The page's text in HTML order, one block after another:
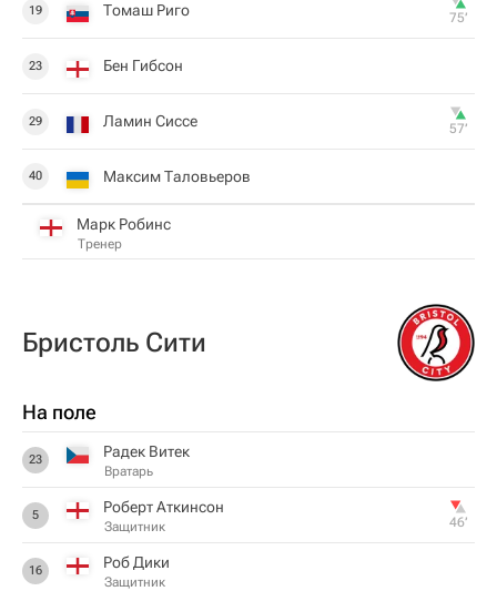
19 Томаш Риго 75‎’‎
23 Бен Гибсон
29 Ламин Сиссе 57‎’‎
40 Максим Таловьеров
Марк Робинс
Тренер
Бристоль Сити
На поле
23 Радек Витек
Вратарь
5 Роберт Аткинсон
Защитник 46‎’‎
16 Роб Дики
Защитник